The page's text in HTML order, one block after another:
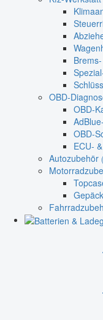
OBD-
OBD-
OBD-
ECU-
Autozubehör